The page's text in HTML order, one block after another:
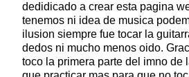
dedidicado a crear esta pagina
tenemos ni idea de musica
ilusion siempre fue tocar la
dedos ni mucho menos oido.
toco la primera parte del imno de